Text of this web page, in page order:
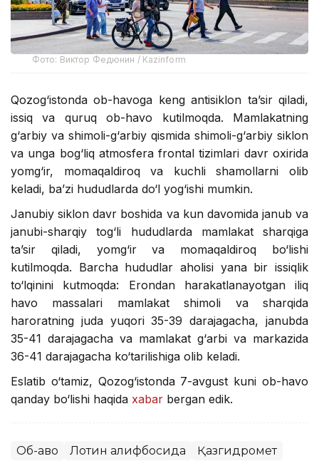
Фото: Виктор Федюнин / Kazinform
Qozog‘istonda ob-havoga keng antisiklon ta’sir qiladi,
issiq va quruq ob-havo kutilmoqda. Mamlakatning
g‘arbiy va shimoli-g‘arbiy qismida shimoli-g‘arbiy siklon
va unga bog‘liq atmosfera frontal tizimlari davr oxirida
yomg‘ir, momaqaldiroq va kuchli shamollarni olib
keladi, ba’zi hududlarda do‘l yog‘ishi mumkin.
Janubiy siklon davr boshida va kun davomida janub va
janubi-sharqiy tog‘li hududlarda mamlakat sharqiga
ta’sir qiladi, yomg‘ir va momaqaldiroq bo‘lishi
kutilmoqda. Barcha hududlar aholisi yana bir issiqlik
to‘lqinini kutmoqda: Erondan harakatlanayotgan iliq
havo massalari mamlakat shimoli va sharqida
haroratning juda yuqori 35-39 darajagacha, janubda
35-41 darajagacha va mamlakat g‘arbi va markazida
36-41 darajagacha ko‘tarilishiga olib keladi.
Eslatib o‘tamiz, Qozog‘istonda 7-avgust kuni ob-havo
qanday bo‘lishi haqida xabar bergan edik.
Об-ҳаво Лотин алифбосида Қазгидромет